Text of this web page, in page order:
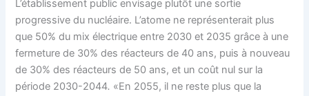
L’établissement public envisage plutôt une sortie
progressive du nucléaire. L’atome ne représenterait plus
que 50% du mix électrique entre 2030 et 2035 grâce à une
fermeture de 30% des réacteurs de 40 ans, puis à nouveau
de 30% des réacteurs de 50 ans, et un coût nul sur la
période 2030-2044. «En 2055, il ne reste plus que la